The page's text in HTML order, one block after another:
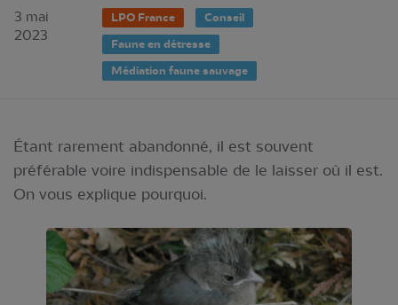
3 mai
2023
LPO France
Conseil
Faune en détresse
Médiation faune sauvage
Étant rarement abandonné, il est souvent
préférable voire indispensable de le laisser où il est.
On vous explique pourquoi.